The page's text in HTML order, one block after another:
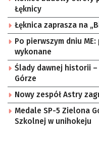
Łęknicy
Łęknica zaprasza na
Po pierwszym dniu
wykonane
Ślady dawnej historii
Górze
Nowy zespół Astry
Medale SP-5 Zielona
Szkolnej w unihokeju